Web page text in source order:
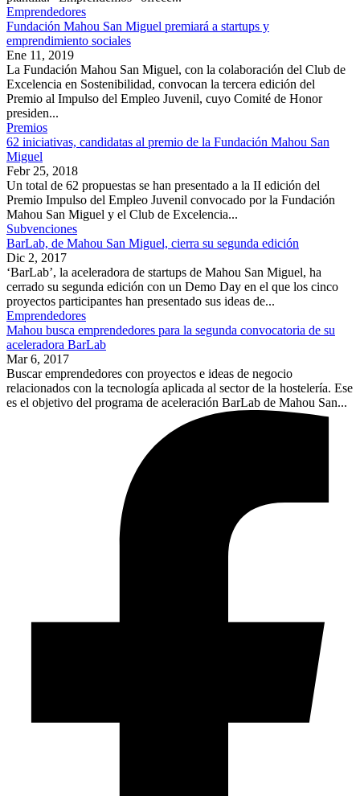
Emprendedores
Fundación Mahou San Miguel premiará a startups y
emprendimiento sociales
Ene 11, 2019
La Fundación Mahou San Miguel, con la colaboración del Club de
Excelencia en Sostenibilidad, convocan la tercera edición del
Premio al Impulso del Empleo Juvenil, cuyo Comité de Honor
presiden...
Premios
62 iniciativas, candidatas al premio de la Fundación Mahou San
Miguel
Febr 25, 2018
Un total de 62 propuestas se han presentado a la II edición del
Premio Impulso del Empleo Juvenil convocado por la Fundación
Mahou San Miguel y el Club de Excelencia...
Subvenciones
BarLab, de Mahou San Miguel, cierra su segunda edición
Dic 2, 2017
‘BarLab’, la aceleradora de startups de Mahou San Miguel, ha
cerrado su segunda edición con un Demo Day en el que los cinco
proyectos participantes han presentado sus ideas de...
Emprendedores
Mahou busca emprendedores para la segunda convocatoria de su
aceleradora BarLab
Mar 6, 2017
Buscar emprendedores con proyectos e ideas de negocio
relacionados con la tecnología aplicada al sector de la hostelería. Ese
es el objetivo del programa de aceleración BarLab de Mahou San...